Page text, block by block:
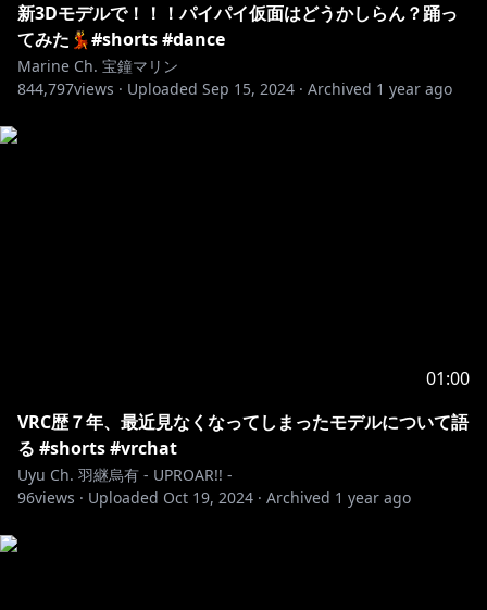
新3Dモデルで！！！パイパイ仮面はどうかしらん？踊っ
てみた💃#shorts #dance
Marine Ch. 宝鐘マリン
844,797views · Uploaded Sep 15, 2024 · Archived 1 year ago
01:00
VRC歴７年、最近見なくなってしまったモデルについて語
る #shorts #vrchat
Uyu Ch. 羽継烏有 - UPROAR!! -
96views · Uploaded Oct 19, 2024 · Archived 1 year ago